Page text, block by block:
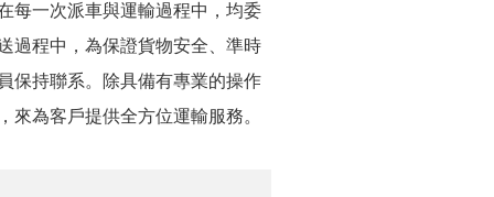
每一次派車與運輸過程中，均委
過程中，為保證貨物安全、準時
保持聯系。除具備有專業的操作
為客戶提供全方位運輸服務。